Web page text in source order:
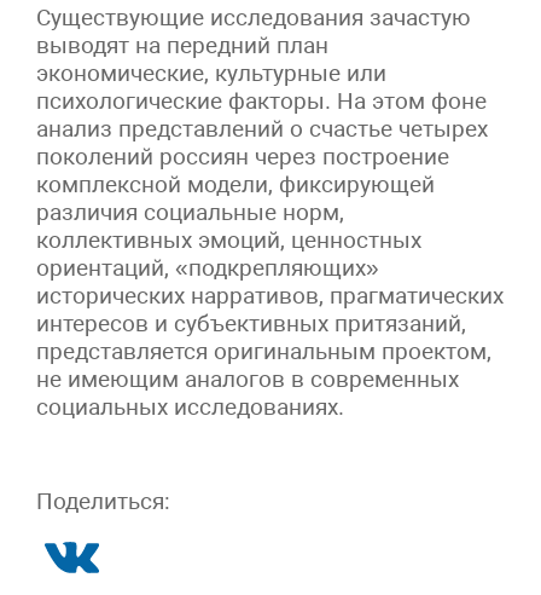
Существующие исследования зачастую
выводят на передний план
экономические, культурные или
психологические факторы. На этом фоне
анализ представлений о счастье четырех
поколений россиян через построение
комплексной модели, фиксирующей
различия социальные норм,
коллективных эмоций, ценностных
ориентаций, «подкрепляющих»
исторических нарративов, прагматических
интересов и субъективных притязаний,
представляется оригинальным проектом,
не имеющим аналогов в современных
социальных исследованиях.
Поделиться: